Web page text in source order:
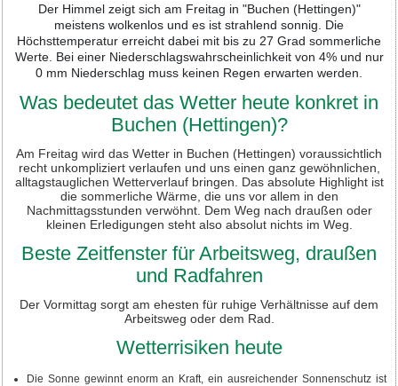
Der Himmel zeigt sich am Freitag in "Buchen (Hettingen)"
meistens wolkenlos und es ist strahlend sonnig. Die
Höchsttemperatur erreicht dabei mit bis zu 27 Grad sommerliche
Werte. Bei einer Niederschlagswahrscheinlichkeit von 4% und nur
0 mm Niederschlag muss keinen Regen erwarten werden.
Was bedeutet das Wetter heute konkret in
Buchen (Hettingen)?
Am Freitag wird das Wetter in Buchen (Hettingen) voraussichtlich
recht unkompliziert verlaufen und uns einen ganz gewöhnlichen,
alltagstauglichen Wetterverlauf bringen. Das absolute Highlight ist
die sommerliche Wärme, die uns vor allem in den
Nachmittagsstunden verwöhnt. Dem Weg nach draußen oder
kleinen Erledigungen steht also absolut nichts im Weg.
Beste Zeitfenster für Arbeitsweg, draußen
und Radfahren
Der Vormittag sorgt am ehesten für ruhige Verhältnisse auf dem
Arbeitsweg oder dem Rad.
Wetterrisiken heute
Die Sonne gewinnt enorm an Kraft, ein ausreichender Sonnenschutz ist